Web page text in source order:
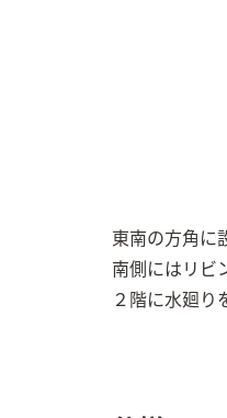
東南の方角に
南側にはリビ
２階に水廻り